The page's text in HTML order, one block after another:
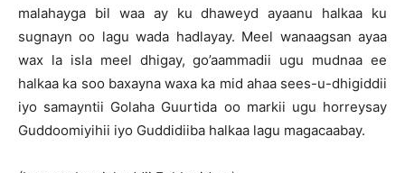
malahayga bil waa ay ku dhaweyd ayaanu halkaa ku
sugnayn oo lagu wada hadlayay. Meel wanaagsan ayaa
wax la isla meel dhigay, go’aammadii ugu mudnaa ee
halkaa ka soo baxayna waxa ka mid ahaa sees-u-dhigiddii
iyo samayntii Golaha Guurtida oo markii ugu horreysay
Guddoomiyihii iyo Guddidiiba halkaa lagu magacaabay.